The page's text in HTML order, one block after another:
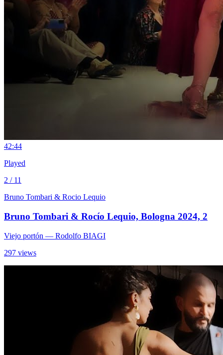
42:44
Played
2 / 11
Bruno Tombari & Rocio Lequio
Bruno Tombari & Rocío Lequio, Bologna 2024, 2
Viejo portón — Rodolfo BIAGI
297 views